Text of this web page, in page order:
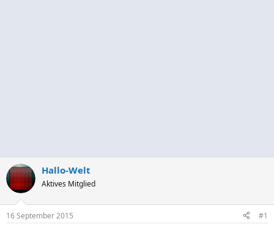
Hallo-Welt
Aktives Mitglied
16 September 2015 #1